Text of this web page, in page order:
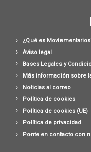
¿Qué es
Aviso legal
Bases Legales y
Más información sobre
Noticias al correo
Política de cookies
Política de cookies (UE)
Política de privacidad
Ponte en contacto con